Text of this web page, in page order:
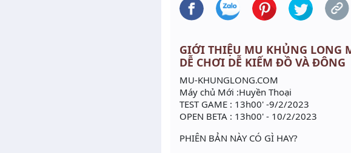
GIỚI THIỆU MU KHỦNG LONG
DỄ CHƠI DỄ KIẾM ĐỒ VÀ ĐÔNG
MU-KHUNGLONG.COM
Máy chủ Mới :Huyền Thoại
TEST GAME : 13h00' -9/2/2023
OPEN BETA : 13h00' - 10/2/2023
PHIÊN BẢN NÀY CÓ GÌ HAY?